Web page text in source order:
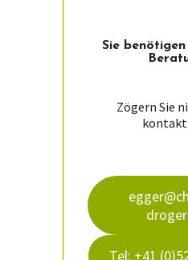
Sie
Zögern Sie
Tel: +41